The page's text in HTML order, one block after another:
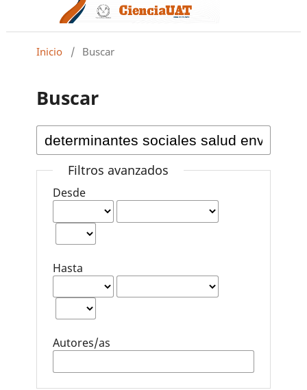
Inicio / Buscar
Buscar
Filtros avanzados
Desde
Hasta
Autores/as